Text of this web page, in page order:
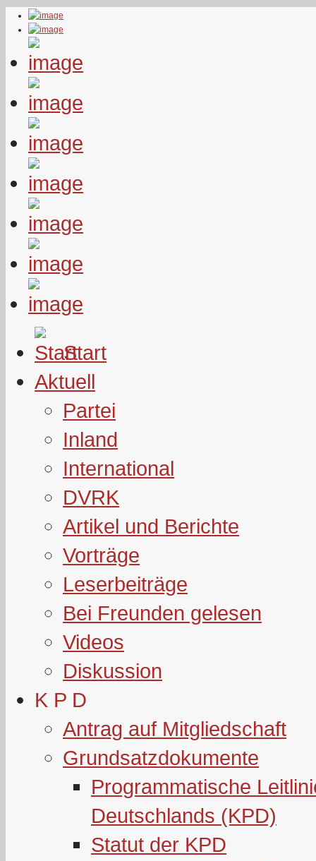
Start
Aktuell
Partei
Inland
International
DVRK
Artikel und Berichte
Vorträge
Leserbeiträge
Bei Freunden gelesen
Videos
Diskussion
K P D
Antrag auf Mitgliedschaft
Grundsatzdokumente
Programmatische
Deutschlands (KPD)
Statut der KPD